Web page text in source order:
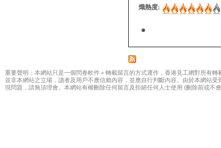
熾熱度:
重要聲明：本網站只是一個問卷軟件＋轉載留言的方式運作，香港見工網對所有
並非本網站之立場，讀者及用戶不應信賴內容，並應自行判斷內容。由於本網站
現問題，請無須理會。本網站有權刪除任何留言及拒絕任何人士使用 (刪除前或